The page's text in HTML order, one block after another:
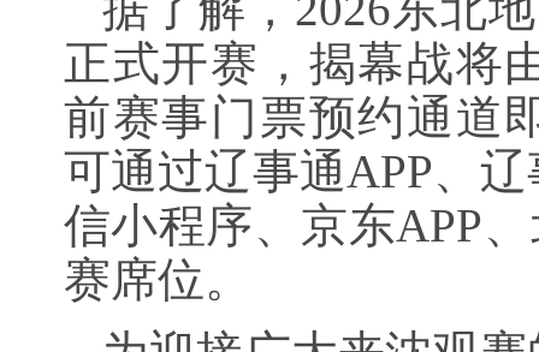
正式开赛，揭幕战将
前赛事门票预约通道
可通过辽事通APP、
信小程序、京东APP
赛席位。